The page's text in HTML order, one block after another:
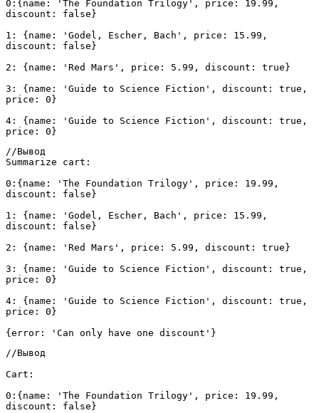
0:{name: 'The Foundation Trilogy', price: 19.99,
discount: false}
1: {name: 'Godel, Escher, Bach', price: 15.99,
discount: false}
2: {name: 'Red Mars', price: 5.99, discount: true}
3: {name: 'Guide to Science Fiction', discount: true,
price: 0}
4: {name: 'Guide to Science Fiction', discount: true,
price: 0}
//Вывод
Summarize cart:
0:{name: 'The Foundation Trilogy', price: 19.99,
discount: false}
1: {name: 'Godel, Escher, Bach', price: 15.99,
discount: false}
2: {name: 'Red Mars', price: 5.99, discount: true}
3: {name: 'Guide to Science Fiction', discount: true,
price: 0}
4: {name: 'Guide to Science Fiction', discount: true,
price: 0}
{error: 'Can only have one discount'}
//Вывод
Cart:
0:{name: 'The Foundation Trilogy', price: 19.99,
discount: false}